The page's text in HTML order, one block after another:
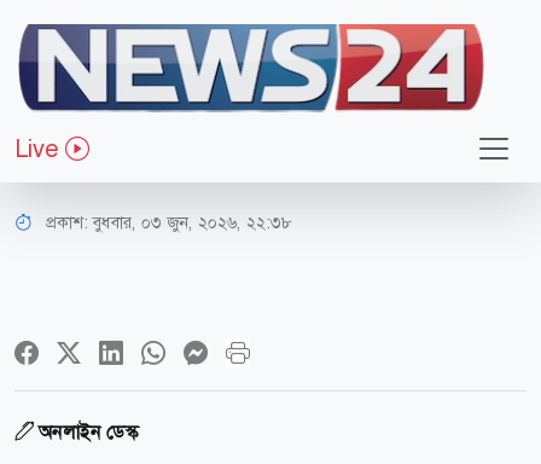
Live
রাজনীতি
সবাইকে শান্ত থাকার আহ্বান জানালেন
দীপেন দেওয়ান
প্রকাশ:বুধবার, ০৩ জুন, ২০২৬, ২২:৩৮
অনলাইন ডেস্ক